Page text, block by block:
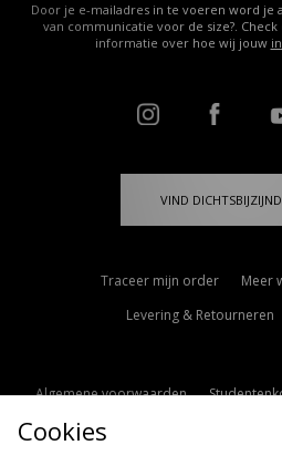
Door je e-mailadres in te voeren word je
van communicatie voor de size?.
informatie over hoe wij jouw
VIND
Traceer mijn order
Meer
Levering & Retourneren
Algemene voorwaarden
Cookie Instellingen
Cookies